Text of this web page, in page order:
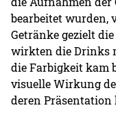
bearbeitet wurden,
Getränke gezielt
wirkten die Drinks
die Farbigkeit kam
visuelle Wirkung
deren Präsentation